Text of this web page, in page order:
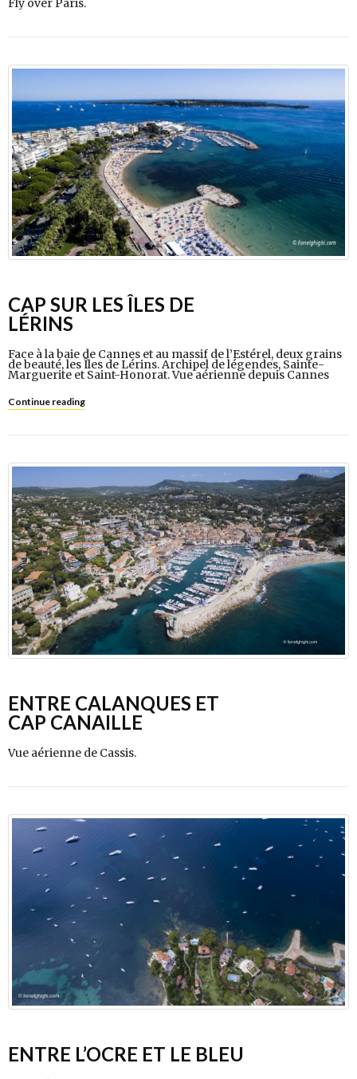
Fly over Paris.
CAP SUR LES ÎLES DE
LÉRINS
Face à la baie de Cannes et au massif de l’Estérel, deux grains
de beauté, les Îles de Lérins. Archipel de légendes, Sainte-
Marguerite et Saint-Honorat. Vue aérienne depuis Cannes
Continue reading
ENTRE CALANQUES ET
CAP CANAILLE
Vue aérienne de Cassis.
ENTRE L’OCRE ET LE BLEU